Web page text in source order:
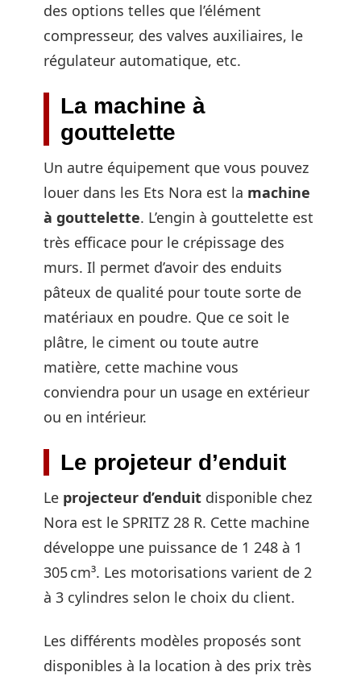
des options telles que l’élément
compresseur, des valves auxiliaires, le
régulateur automatique, etc.
La machine à
gouttelette
Un autre équipement que vous pouvez
louer dans les Ets Nora est la machine
à gouttelette. L’engin à gouttelette est
très efficace pour le crépissage des
murs. Il permet d’avoir des enduits
pâteux de qualité pour toute sorte de
matériaux en poudre. Que ce soit le
plâtre, le ciment ou toute autre
matière, cette machine vous
conviendra pour un usage en extérieur
ou en intérieur.
Le projeteur d’enduit
Le projecteur d’enduit disponible chez
Nora est le SPRITZ 28 R. Cette machine
développe une puissance de 1 248 à 1
305 cm³. Les motorisations varient de 2
à 3 cylindres selon le choix du client.
Les différents modèles proposés sont
disponibles à la location à des prix très